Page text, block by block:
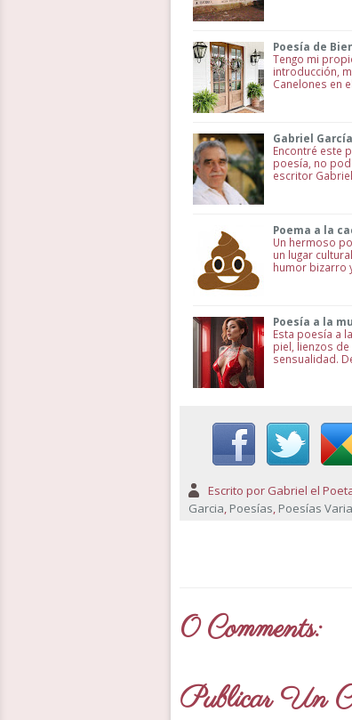
Poesía de
Tengo mi
introducción,
Canelones en
Gabriel
Encontré este
poesía, no
escritor
Poema a la
Un hermoso
un lugar
humor bizarro
Poesía a la
Esta poesía a
piel, lienzos
sensualidad.
Escrito por Gabriel el
Garcia, Poesías, Poesías
0 Comments:
Publicar Un